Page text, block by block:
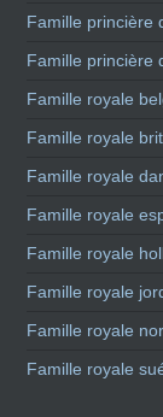
Famille princière
Famille princière
Famille royale
Famille royale
Famille royale
Famille royale
Famille royale
Famille royale
Famille royale
Famille royale